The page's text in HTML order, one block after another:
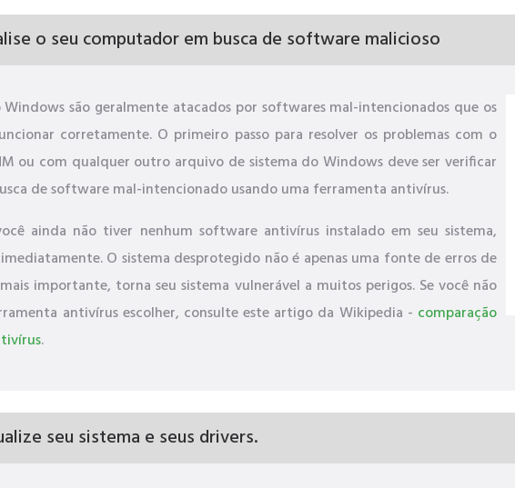
o seu computador em busca de software malicioso
Windows são geralmente atacados por softwares mal-intencionados que os
corretamente. O primeiro passo para resolver os problemas com o
ou com qualquer outro arquivo de sistema do Windows deve ser verificar
de software mal-intencionado usando uma ferramenta antivírus.
ainda não tiver nenhum software antivírus instalado em seu sistema,
O sistema desprotegido não é apenas uma fonte de erros de
importante, torna seu sistema vulnerável a muitos perigos. Se você não
antivírus escolher, consulte este artigo da Wikipedia - comparação
.
seu sistema e seus drivers.